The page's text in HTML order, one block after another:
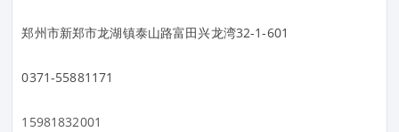
郑州市新郑市龙湖镇泰山路富田兴龙湾32-1-601
0371-55881171
15981832001